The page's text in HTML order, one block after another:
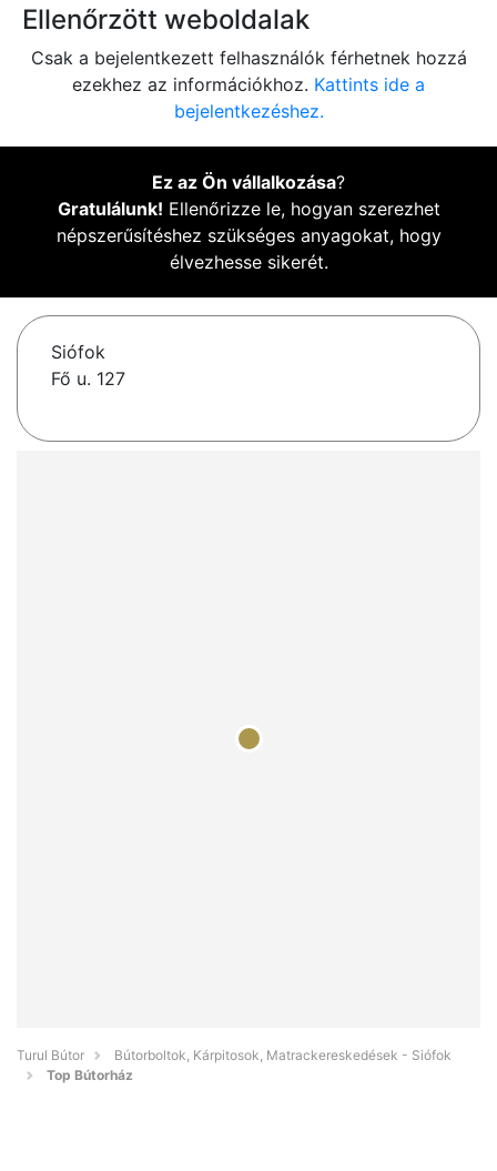
Ellenőrzött weboldalak
Csak a bejelentkezett felhasználók férhetnek hozzá
ezekhez az információkhoz. Kattints ide a
bejelentkezéshez.
Ez az Ön vállalkozása?
Gratulálunk! Ellenőrizze le, hogyan szerezhet
népszerűsítéshez szükséges anyagokat, hogy
élvezhesse sikerét.
Siófok
Fő u. 127
Turul Bútor
Bútorboltok, Kárpitosok, Matrackereskedések - Siófok
Top Bútorház